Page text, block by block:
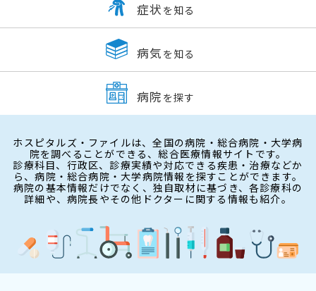
症状 を知る
病気 を知る
病院 を探す
ホスピタルズ・ファイルは、全国の病院・総合病院・大学病
院を調べることができる、総合医療情報サイトです。
診療科目、行政区、診療実績や対応できる疾患・治療などか
ら、病院・総合病院・大学病院情報を探すことができます。
病院の基本情報だけでなく、独自取材に基づき、各診療科の
詳細や、病院長やその他ドクターに関する情報も紹介。